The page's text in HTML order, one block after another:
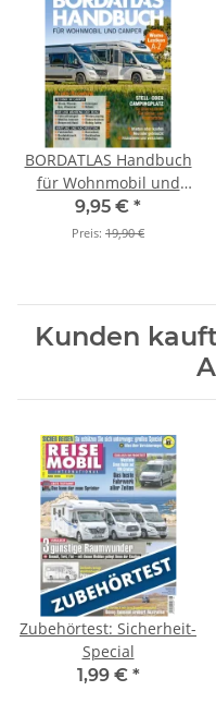
BORDATLAS Handbuch
für Wohnmobil und
Camper
9,95 € *
Preis: 19,90 €
Kunden
Zubehörtest: Sicherheit-
Special
1,99 € *